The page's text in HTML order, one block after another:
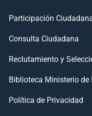
Participación
Consulta Ciudadana
Reclutamiento y
Biblioteca Ministerio de
Política de Privacidad